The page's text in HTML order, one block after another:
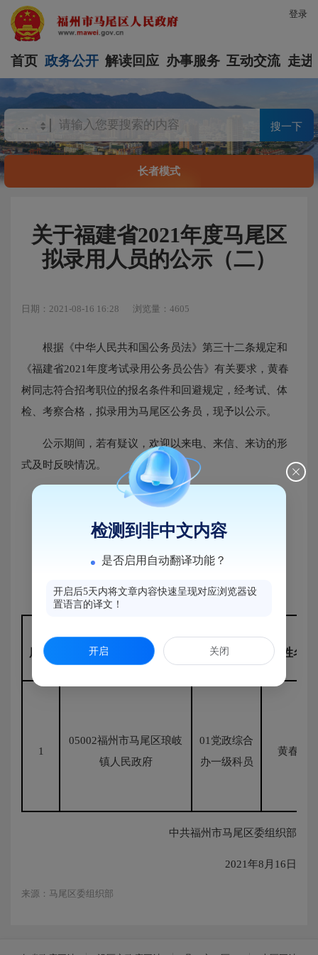
登录
首页 政务公开 解读回应 办事服务 互动交流 走进
搜一下
长者模式
关于福建省2021年度马尾区
拟录用人员的公示（二）
日期：2021-08-16 16:28 浏览量：4605
根据《中华人民共和国公务员法》第三十二条规定和
《福建省2021年度考试录用公务员公告》有关要求，黄春
树同志符合招考职位的报名条件和回避规定，经考试、体
检、考察合格，拟录用为马尾区公务员，现予以公示。
公示期间，若有疑议，欢迎以来电、来信、来访的形
式及时反映情况。
公示期：2021年8月17日至8月23日（五个工作日）
监督电话：
市委组织部公务员二处电话：0591-86293925
招录机关组织人事部门电话：0591-38136083
序号 单位及代码
职位及代
码
姓名
1
05002福州市马尾区琅岐
镇人民政府
01党政综合
办一级科员
黄春树
中共福州市马尾区委组织部
2021年8月16日
来源：马尾区委组织部
检测到非中文内容
是否启用自动翻译功能？
开启后5天内将文章内容快速呈现对应浏览器设
置语言的译文！
开启 关闭